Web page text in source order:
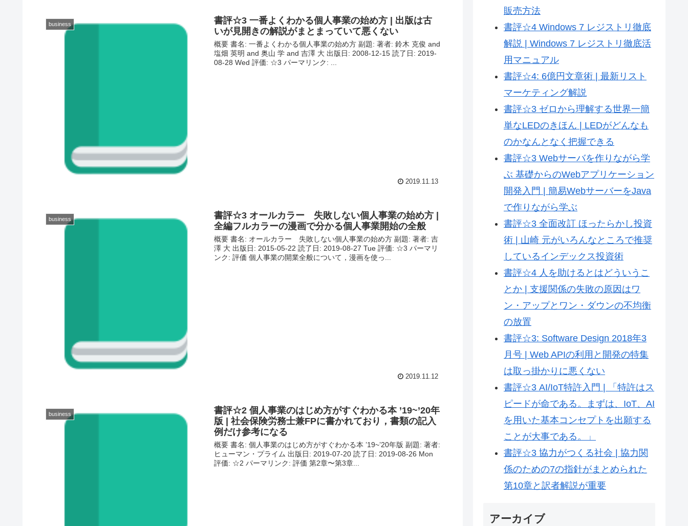
business
書評☆3 一番よくわかる個人事業の始め方 | 出版は古
いが見開きの解説がまとまっていて悪くない
概要 書名: 一番よくわかる個人事業の始め方 副題: 著者: 鈴木 克俊 and
塩畑 英明 and 奥山 学 and 吉澤 大 出版日: 2008-12-15 読了日: 2019-
08-28 Wed 評価: ☆3 パーマリンク: ...
2019.11.13
business
書評☆3 オールカラー 失敗しない個人事業の始め方 |
全編フルカラーの漫画で分かる個人事業開始の全般
概要 書名: オールカラー 失敗しない個人事業の始め方 副題: 著者: 吉
澤 大 出版日: 2015-05-22 読了日: 2019-08-27 Tue 評価: ☆3 パーマリ
ンク: 評価 個人事業の開業全般について，漫画を使っ...
2019.11.12
business
書評☆2 個人事業のはじめ方がすぐわかる本 ’19~’20年
版 | 社会保険労務士兼FPに書かれており，書類の記入
例だけ参考になる
概要 書名: 個人事業のはじめ方がすぐわかる本 ’19~’20年版 副題: 著者:
ヒューマン・プライム 出版日: 2019-07-20 読了日: 2019-08-26 Mon
評価: ☆2 パーマリンク: 評価 第2章〜第3章...
販売方法
書評☆4 Windows 7 レジストリ徹底
解説 | Windows 7 レジストリ徹底活
用マニュアル
書評☆4: 6億円文章術 | 最新リスト
マーケティング解説
書評☆3 ゼロから理解する世界一簡
単なLEDのきほん | LEDがどんなも
のかなんとなく把握できる
書評☆3 Webサーバを作りながら学
ぶ 基礎からのWebアプリケーション
開発入門 | 簡易WebサーバーをJava
で作りながら学ぶ
書評☆3 全面改訂 ほったらかし投資
術 | 山崎 元がいろんなところで推奨
しているインデックス投資術
書評☆4 人を助けるとはどういうこ
とか | 支援関係の失敗の原因はワ
ン・アップとワン・ダウンの不均衡
の放置
書評☆3: Software Design 2018年3
月号 | Web APIの利用と開発の特集
は取っ掛かりに悪くない
書評☆3 AI/IoT特許入門 | 「特許はス
ピードが命である。まずは、IoT、AI
を用いた基本コンセプトを出願する
ことが大事である。」
書評☆3 協力がつくる社会 | 協力関
係のための7の指針がまとめられた
第10章と訳者解説が重要
アーカイブ